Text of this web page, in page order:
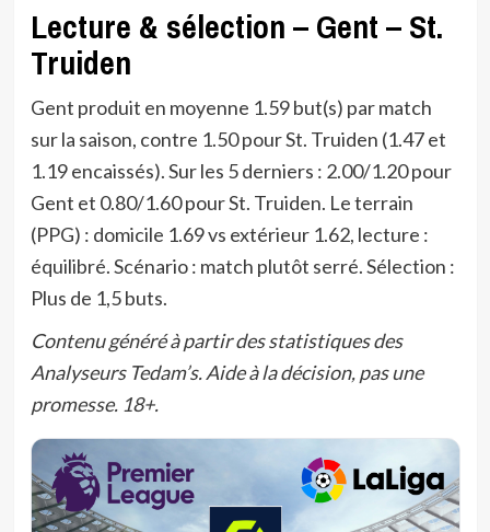
Lecture & sélection – Gent – St.
Truiden
Gent produit en moyenne 1.59 but(s) par match
sur la saison, contre 1.50 pour St. Truiden (1.47 et
1.19 encaissés). Sur les 5 derniers : 2.00/1.20 pour
Gent et 0.80/1.60 pour St. Truiden. Le terrain
(PPG) : domicile 1.69 vs extérieur 1.62, lecture :
équilibré. Scénario : match plutôt serré. Sélection :
Plus de 1,5 buts.
Contenu généré à partir des statistiques des
Analyseurs Tedam’s. Aide à la décision, pas une
promesse. 18+.